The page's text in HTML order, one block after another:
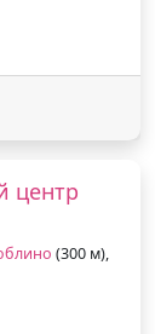
центр
(300 м),